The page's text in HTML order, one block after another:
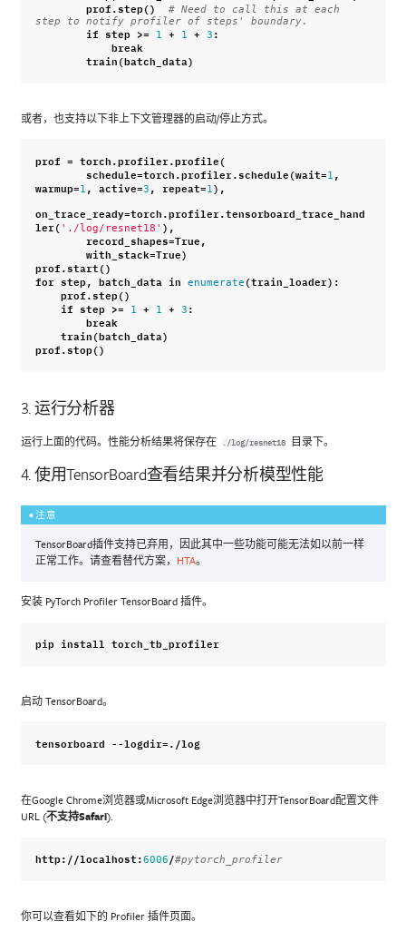
prof.step()
# Need to call this at each
step to notify profiler of steps' boundary.
if step >= 1 + 1 + 3 :
break
train(batch_data)
或者，也支持以下非上下文管理器的启动/停止方式。
prof = torch.profiler.profile(
schedule=torch.profiler.schedule(wait=1 ,
warmup=1 , active=3 , repeat=1 ),
on_trace_ready=torch.profiler.tensorboard_trace_hand
ler( './log/resnet18' ),
record_shapes=True,
with_stack=True)
prof.start()
for step, batch_data in enumerate (train_loader):
prof.step()
if step >= 1 + 1 + 3 :
break
train(batch_data)
prof.stop()
3. 运行分析器
运行上面的代码。性能分析结果将保存在 ./log/resnet18 目录下。
4. 使用TensorBoard查看结果并分析模型性能
注意
TensorBoard插件支持已弃用，因此其中一些功能可能无法如以前一样
正常工作。请查看替代方案， HTA。
安装 PyTorch Profiler TensorBoard 插件。
pip install torch_tb_profiler
启动 TensorBoard。
tensorboard --logdir=./log
在Google Chrome浏览器或Microsoft Edge浏览器中打开TensorBoard配置文件
URL (不支持Safari).
http: //localhost:6006 /#pytorch_profiler
你可以查看如下的 Profiler 插件页面。